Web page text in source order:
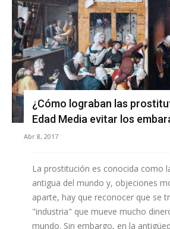
¿Cómo lograban las
Edad Media evitar los
Abr 8, 2017
La prostitución es conocida como
antigua del mundo y, objeciones
aparte, hay que reconocer que se
"industria" que mueve mucho
mundo. Sin embargo, en la